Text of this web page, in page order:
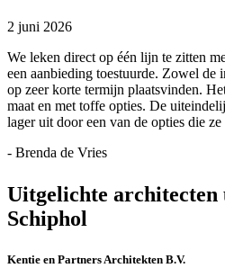
2 juni 2026
We leken direct op één lijn te zitten
een aanbieding toestuurde. Zowel de
op zeer korte termijn plaatsvinden.
maat en met toffe opties. De
lager uit door een van de opties die ze
- Brenda de Vries
Uitgelichte
Schiphol
Kentie en Partners Architekten B.V.